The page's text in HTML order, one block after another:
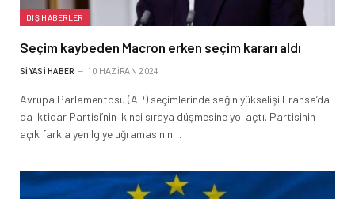
DIŞ HABERLER
Seçim kaybeden Macron erken seçim kararı aldı
SIYASI HABER 10 HAZIRAN 2024
Avrupa Parlamentosu (AP) seçimlerinde sağın yükselişi Fransa’da
da iktidar Partisi’nin ikinci sıraya düşmesine yol açtı. Partisinin
açık farkla yenilgiye uğramasının…